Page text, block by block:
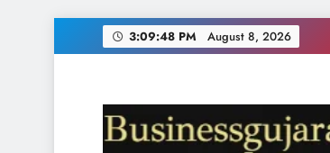
to
3:09:49 PM August 8, 2026